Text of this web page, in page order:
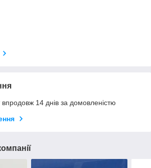
14 днів за домовленістю